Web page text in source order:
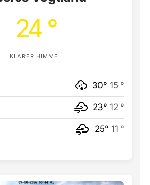
24 °
KLARER HIMMEL
30° 15 °
23° 12 °
25° 11 °